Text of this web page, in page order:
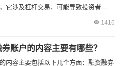
它涉及杠杆交易，可能导致投资者...
1416
账户的内容主要有哪些？
内容主要包括以下几个方面：融资融券